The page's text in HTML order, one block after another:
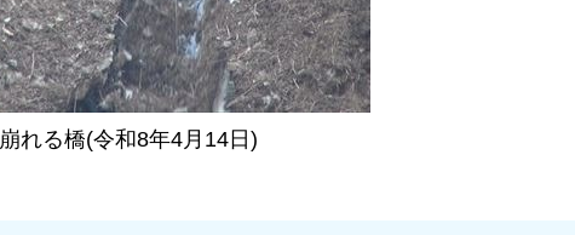
崩れる橋(令和8年4月14日)